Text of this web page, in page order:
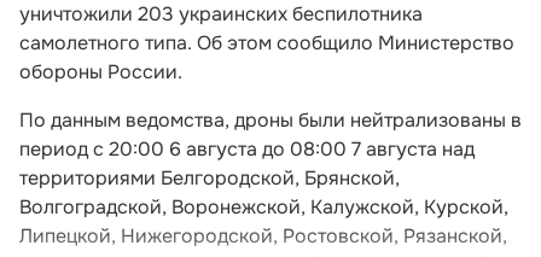
уничтожили 203 украинских беспилотника
самолетного типа. Об этом сообщило Министерство
обороны России.
По данным ведомства, дроны были нейтрализованы в
период с 20:00 6 августа до 08:00 7 августа над
территориями Белгородской, Брянской,
Волгоградской, Воронежской, Калужской, Курской,
Липецкой, Нижегородской, Ростовской, Рязанской,